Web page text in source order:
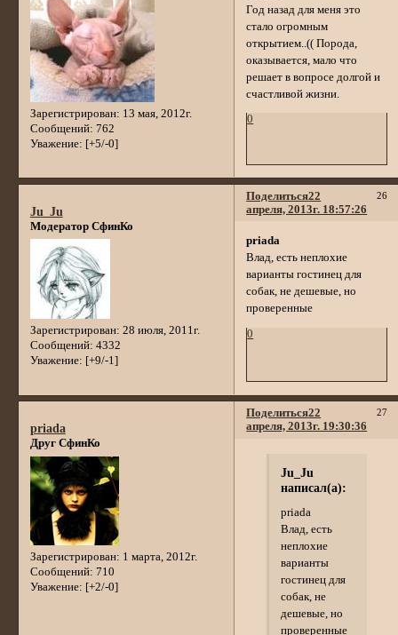
Зарегистрирован: 13 мая, 2012г.
Сообщений: 762
Уважение: [+5/-0]
Год назад для меня это
стало огромным
открытием..(( Порода,
оказывается, мало что
решает в вопросе долгой и
счастливой жизни.
0
Поделиться 26
22
апреля, 2013г. 18:57:26
Ju_Ju
Модератор СфинКо
Зарегистрирован: 28 июля, 2011г.
Сообщений: 4332
Уважение: [+9/-1]
priada
Влад, есть неплохие
варианты гостинец для
собак, не дешевые, но
проверенные
0
Поделиться 27
22
апреля, 2013г. 19:30:36
priada
Друг СфинКо
Зарегистрирован: 1 марта, 2012г.
Сообщений: 710
Уважение: [+2/-0]
Ju_Ju
написал(а):
priada
Влад, есть
неплохие
варианты
гостинец для
собак, не
дешевые, но
проверенные